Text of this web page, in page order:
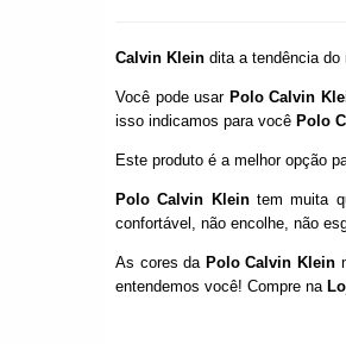
Calvin Klein dita a tendência do
Você pode usar Polo Calvin
isso indicamos para você Polo
Este produto é a melhor opção
Polo Calvin Klein tem muita
confortável, não encolhe, não
As cores da Polo Calvin Klein
entendemos você! Compre na